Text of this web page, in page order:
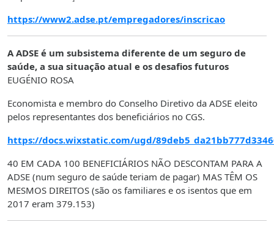
https://www2.adse.pt/empregadores/inscricao
A ADSE é um subsistema diferente de um seguro de
saúde, a sua situação atual e os desafios futuros
EUGÉNIO ROSA
Economista e membro do Conselho Diretivo da ADSE eleito
pelos representantes dos beneficiários no CGS.
https://docs.wixstatic.com/ugd/
40 EM CADA 100 BENEFICIÁRIOS NÃO DESCONTAM PARA A
ADSE (num seguro de saúde teriam de pagar) MAS TÊM OS
MESMOS DIREITOS (são os familiares e os isentos que em
2017 eram 379.153)